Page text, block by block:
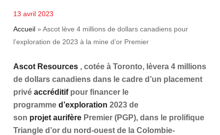
13 avril 2023
Accueil» Ascot lève 4 millions de dollars canadiens pour
l’exploration de 2023 à la mine d’or Premier
Ascot Resources, cotée à Toronto, lèvera 4 millions
de dollars canadiens dans le cadre d’un placement
privé accréditifpour financer le
programme d’exploration 2023 de
son projet aurifèrePremier (PGP), dans le prolifique
Triangle d’or du nord-ouest de la Colombie-